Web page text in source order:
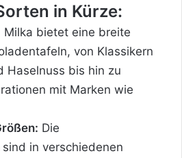
in Kürze:
Milka bietet eine breite
von Klassikern
Haselnuss bis hin zu
mit Marken wie
Die
in verschiedenen